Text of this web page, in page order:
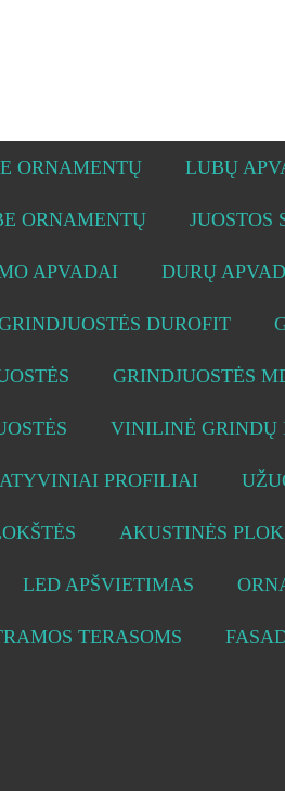
ORNAMENTŲ LUBŲ
ORNAMENTŲ JUOSTOS
APVADAI DURŲ
DUROFIT
GRINDJUOSTĖS
VINILINĖ GRINDŲ
PROFILIAI
AKUSTINĖS
LED APŠVIETIMAS
TERASOMS